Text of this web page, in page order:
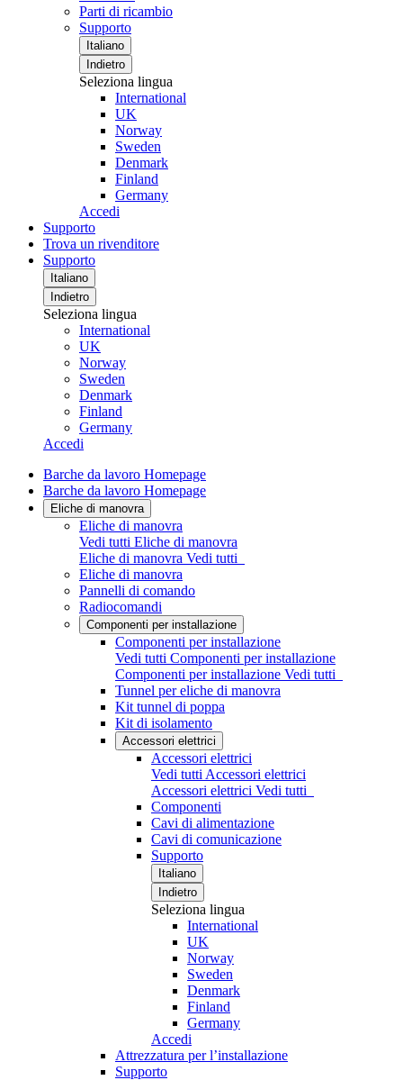
Parti di ricambio
Supporto
Italiano
Indietro
Seleziona lingua
International
UK
Norway
Sweden
Denmark
Finland
Germany
Accedi
Supporto
Trova un rivenditore
Supporto
Italiano
Indietro
Seleziona lingua
International
UK
Norway
Sweden
Denmark
Finland
Germany
Accedi
Barche da lavoro Homepage
Barche da lavoro Homepage
Eliche di manovra
Eliche di manovra
Vedi tutti Eliche di manovra
Eliche di manovra Vedi tutti
Eliche di manovra
Pannelli di comando
Radiocomandi
Componenti per installazione
Componenti per installazione
Vedi tutti Componenti per installazione
Componenti per installazione Vedi tutti
Tunnel per eliche di manovra
Kit tunnel di poppa
Kit di isolamento
Accessori elettrici
Accessori elettrici
Vedi tutti Accessori elettrici
Accessori elettrici Vedi tutti
Componenti
Cavi di alimentazione
Cavi di comunicazione
Supporto
Italiano
Indietro
Seleziona lingua
International
UK
Norway
Sweden
Denmark
Finland
Germany
Accedi
Attrezzatura per l’installazione
Supporto